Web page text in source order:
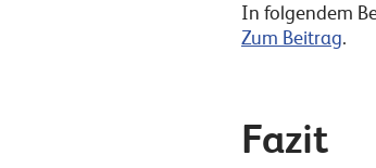
In folgendem
Zum Beitrag.
Fazit